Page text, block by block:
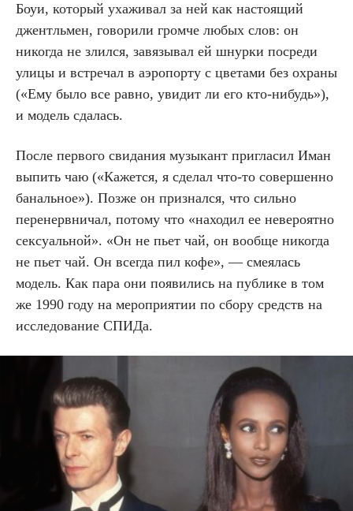
Боуи, который ухаживал за ней как настоящий
джентльмен, говорили громче любых слов: он
никогда не злился, завязывал ей шнурки посреди
улицы и встречал в аэропорту с цветами без охраны
(«Ему было все равно, увидит ли его кто-нибудь»),
и модель сдалась.
После первого свидания музыкант пригласил Иман
выпить чаю («Кажется, я сделал что-то совершенно
банальное»). Позже он признался, что сильно
перенервничал, потому что «находил ее невероятно
сексуальной». «Он не пьет чай, он вообще никогда
не пьет чай. Он всегда пил кофе», — смеялась
модель. Как пара они появились на публике в том
же 1990 году на мероприятии по сбору средств на
исследование СПИДа.